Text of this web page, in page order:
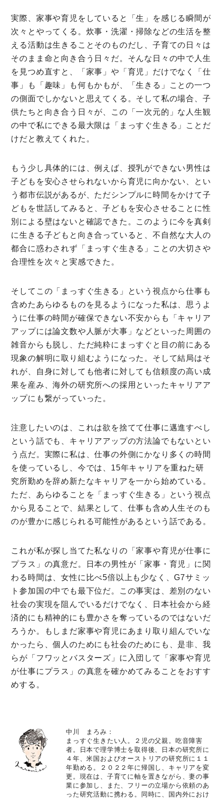
実際、家事や育児をしていると「生」を感じる瞬間が
次々とやってくる。炊事・洗濯・掃除などの生活を整
える活動は生きることそのものだし、子育ての日々は
そのまま命と向き合う日々だ。そんな日々の中で人生
を見つめ直すと、「家事」や「育児」だけでなく「仕
事」も「趣味」も何もかもが、「生きる」ことの一つ
の側面でしかないと思えてくる。そして私の場合、子
供たちと向き合う日々が、この「一次元的」な人生観
の中で私にできる最大限は「まっすぐ生きる」ことだ
けだと教えてくれた。
もう少し具体的には、例えば、授乳ができない男性は
子どもを安心させられないから育児に向かない、とい
う都市伝説があるが、ただシンプルに時間をかけて子
どもを世話してみると、子どもを安心させることに性
別による壁はないと確認できた。このように今を真剣
に生きる子どもと向き合っていると、不自然な大人の
都合に惑わされず「まっすぐ生きる」ことの大切さや
合理性を次々と実感できた。
そしてこの「まっすぐ生きる」という視点から仕事も
含めたあらゆるものを見るようになった私は、思うよ
うに仕事の時間が確保できない不安からも「キャリア
アップには論文数や人脈が大事」などといった周囲の
雑音からも脱し、ただ純粋にまっすぐと目の前にある
現象の解明に取り組むようになった。そして結局はそ
れが、自身に対しても他者に対しても信頼度の高い成
果を産み、海外の研究所への採用といったキャリアア
ップにも繋がっていった。
注意したいのは、これは欲を捨てて仕事に邁進すべし
という話でも、キャリアアップの方法論でもないとい
う点だ。実際に私は、仕事の外側にかなり多くの時間
を使っているし、今では、15年キャリアを重ねた研
究所勤めを辞め新たなキャリアを一から始めている。
ただ、あらゆることを「まっすぐ生きる」という視点
から見ることで、結果として、仕事も含め人生そのも
のが豊かに感じられる可能性があるという話である。
これが私が探し当てた私なりの「家事や育児が仕事に
プラス」の真意だ。日本の男性が「家事・育児」に関
わる時間は、女性に比べ5倍以上も少なく、G7サミッ
ト参加国の中でも最下位だ。この事実は、差別のない
社会の実現を阻んでいるだけでなく、日本社会から経
済的にも精神的にも豊かさを奪っているのではないだ
ろうか。もしまだ家事や育児にあまり取り組んでいな
かったら、個人のためにも社会のためにも、是非、我
らが「フワッとバスターズ」に入団して「家事や育児
が仕事にプラス」の真意を確かめてみることをおすす
めする。
中川 まろみ：
まっすぐ生きたい人。２児の父親。吃音障害
者。日本で理学博士を取得後、日本の研究所に
４年、米国およびオーストリアの研究所に１１
年勤める。２０２２年に帰国し、キャリアを変
更。現在は、子育てに軸を置きながら、妻の事
業に参加し、また、フリーの立場から依頼のあ
った研究活動に携わる。同時に、国内外におけ